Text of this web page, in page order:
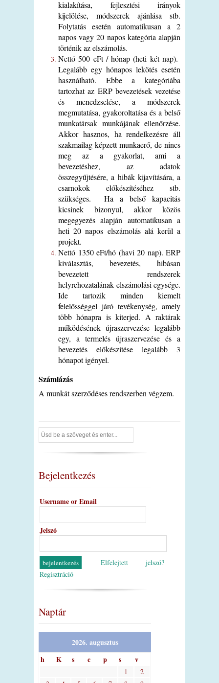
kialakítása, fejlesztési irányok
kijelölése, módszerek ajánlása stb.
Folytatás esetén automatikusan a 2
napos vagy 20 napos kategória alapján
történik az elszámolás.
Nettó 500 eFt / hónap (heti két nap).
Legalább egy hónapos lekötés esetén
használható. Ebbe a kategóriába
tartozhat az ERP bevezetések vezetése
és menedzselése, a módszerek
megmutatása, gyakoroltatása és a belső
munkatársak munkájának ellenőrzése.
Akkor hasznos, ha rendelkezésre áll
szakmailag képzett munkaerő, de nincs
meg az a gyakorlat, ami a
bevezetéshez, az adatok
összegyűjtésére, a hibák kijavítására, a
csarnokok előkészítéséhez stb.
szükséges. Ha a belső kapacitás
kicsinek bizonyul, akkor közös
megegyezés alapján automatikusan a
heti 20 napos elszámolás alá kerül a
projekt.
Nettó 1350 eFt/hó (havi 20 nap). ERP
kiválasztás, bevezetés, hibásan
bevezetett rendszerek
helyrehozatalának elszámolási egysége.
Ide tartozik minden kiemelt
felelősséggel járó tevékenység, amely
több hónapra is kiterjed. A raktárak
működésének újraszervezése legalább
egy, a termelés újraszervezése és a
bevezetés előkészítése legalább 3
hónapot igényel.
Számlázás
A munkát szerződéses rendszerben végzem.
Bejelentkezés
Username or Email
Jelszó
Elfelejtett jelszó?
Regisztráció
Naptár
2026. augusztus
h
K s c p s v
1
2